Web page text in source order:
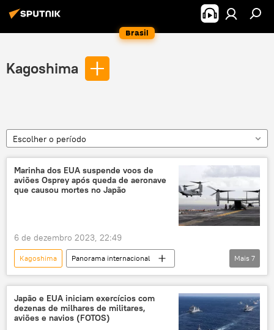
Brasil
Kagoshima
Escolher o período
Marinha dos EUA suspende voos de
aviões Osprey após queda de aeronave
que causou mortes no Japão
6 de dezembro 2023, 22:49
Kagoshima
Panorama internacional
Harald V
Japão
Tóquio
Marinha dos EUA
Estados Unidos
Américas
Ásia e Oceania
Mais 7
Japão e EUA iniciam exercícios com
dezenas de milhares de militares,
aviões e navios (FOTOS)